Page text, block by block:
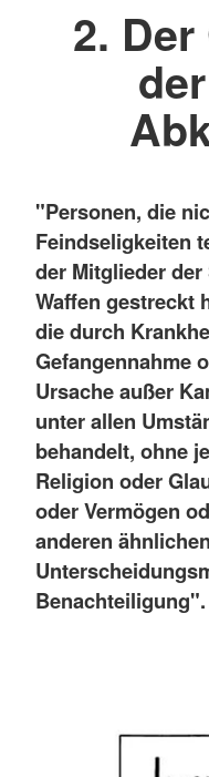
2.
"Personen, die
Feindseligkeiten
der Mitglieder
Waffen gestreckt
die durch
Gefangennahme
Ursache außer
unter allen
behandelt, ohne
Religion oder
oder Vermögen
anderen ähnlichen